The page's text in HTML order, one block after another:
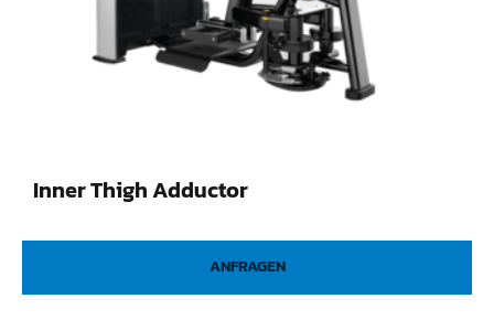
Inner Thigh Adductor
ANFRAGEN